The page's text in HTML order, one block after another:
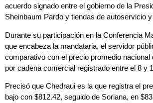
acuerdo signado entre el gobierno de la
Sheinbaum Pardo y tiendas de autoservicio
Durante su participación en la Conferencia
que encabeza la mandataria, el servidor
comparativo con el precio promedio nacional
por cadena comercial registrado entre el 8 y
Precisó que Chedraui es la que registra el
bajo con $812.42, seguido de Soriana, en